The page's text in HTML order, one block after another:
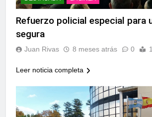
Refuerzo policial especial para
segura
Juan Rivas 8 meses atrás 0
Leer noticia completa